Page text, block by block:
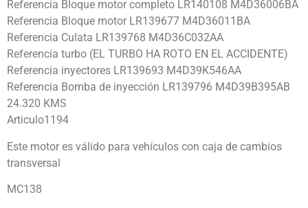
Referencia Bloque motor completo LR140108 M4D36006BA
Referencia Bloque motor LR139677 M4D36011BA
Referencia Culata LR139768 M4D36C032AA
Referencia turbo (EL TURBO HA ROTO EN EL ACCIDENTE)
Referencia inyectores LR139693 M4D39K546AA
Referencia Bomba de inyección LR139796 M4D39B395AB
24.320 KMS
Articulo1194
Este motor es válido para vehículos con caja de cambios
transversal
MC138